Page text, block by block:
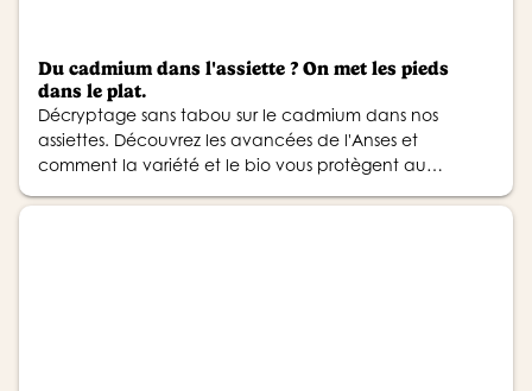
Du cadmium dans l'assiette ? On met les pieds
dans le plat.
Décryptage sans tabou sur le cadmium dans nos
assiettes. Découvrez les avancées de l'Anses et
comment la variété et le bio vous protègent au